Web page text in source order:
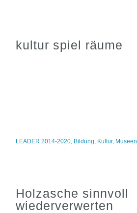
kultur spiel räume
LEADER 2014-2020, Bildung, Kultur, Museen
Holzasche sinnvoll
wiederverwerten